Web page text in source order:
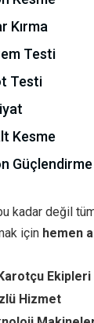
Kırma
Testi
Testi
Kesme
Güçlendirme
kadar değil
için hemen
Ekipleri
Hizmet